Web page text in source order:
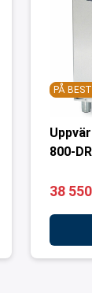
PÅ
800-
38